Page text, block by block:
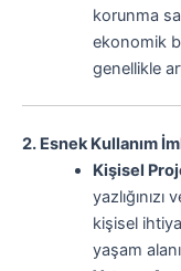
korunma
ekonomik
genellikle
2. Esnek Kullanım
Kişisel
kişisel
yaşam